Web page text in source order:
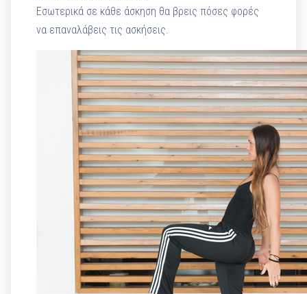
Εσωτερικά σε κάθε άσκηση θα βρεις πόσες φορές
να επαναλάβεις τις ασκήσεις.